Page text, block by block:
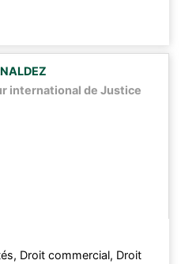
international de Justice
Droit commercial, Droit